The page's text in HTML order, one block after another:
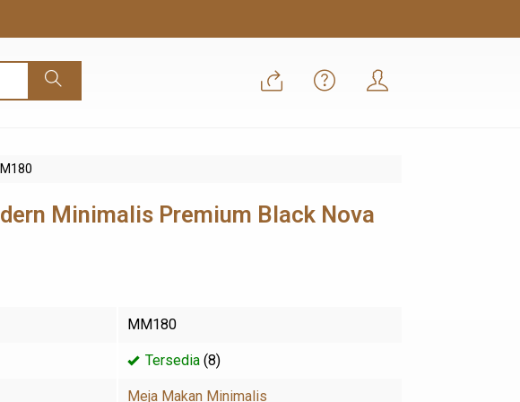
Minimalis Premium Black Nova
MM180
Tersedia (8)
Meja Makan Minimalis